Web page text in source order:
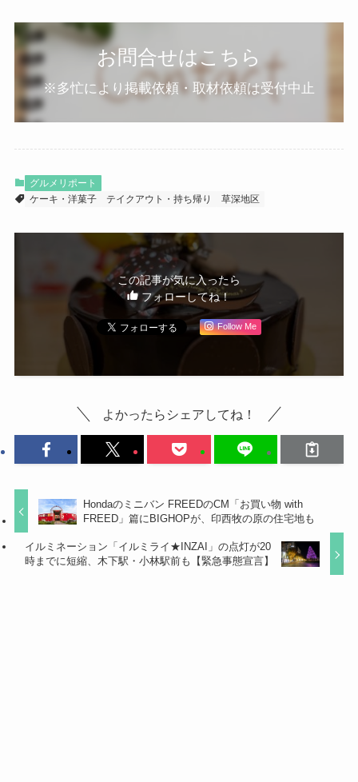
お問合せはこちら
※多忙により掲載依頼・取材依頼は受付中止
グルメリポート
ケーキ・洋菓子
テイクアウト・持ち帰り 草深地区
この記事が気に入ったら
フォローしてね！
Follow Me
よかったらシェアしてね！
Hondaのミニバン FREEDのCM「お買い物 with
FREED」篇にBIGHOPが、印西牧の原の住宅地も
イルミネーション「イルミライ★INZAI」の点灯が20
時までに短縮、木下駅・小林駅前も【緊急事態宣言】